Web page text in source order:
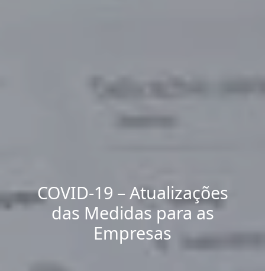
COVID-19 – Atualizações
das Medidas para as
Empresas